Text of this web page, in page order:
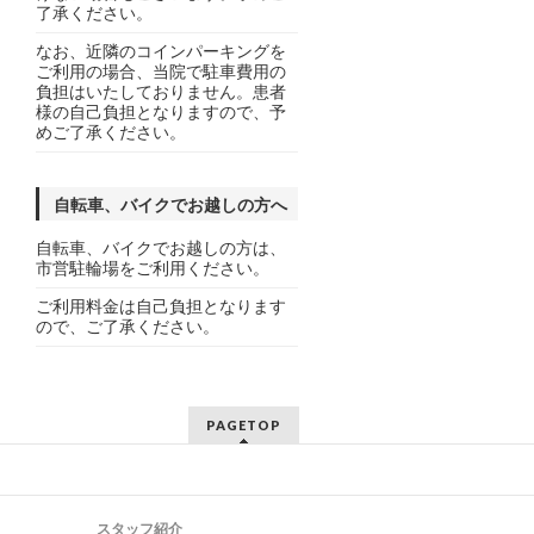
了承ください。
なお、近隣のコインパーキングを
ご利用の場合、当院で駐車費用の
負担はいたしておりません。患者
様の自己負担となりますので、予
めご了承ください。
自転車、バイクでお越しの方へ
自転車、バイクでお越しの方は、
市営駐輪場をご利用ください。
ご利用料金は自己負担となります
ので、ご了承ください。
PAGETOP
スタッフ紹介